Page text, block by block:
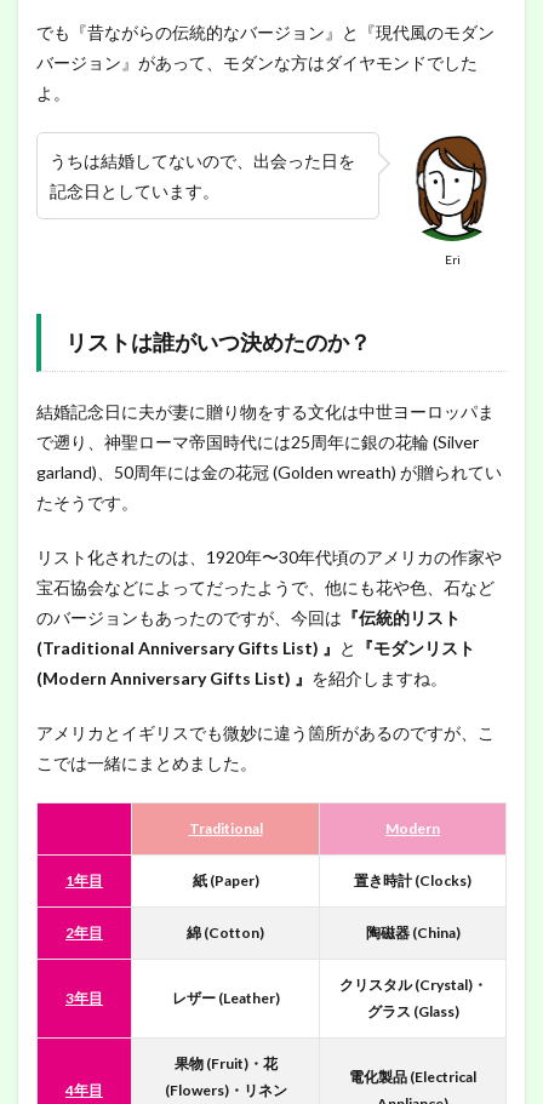
でも『昔ながらの伝統的なバージョン』と『現代風のモダン
バージョン』があって、モダンな方はダイヤモンドでした
よ。
Eri
うちは結婚してないので、出会った日を
記念日としています。
リストは誰がいつ決めたのか？
結婚記念日に夫が妻に贈り物をする文化は中世ヨーロッパま
で遡り、神聖ローマ帝国時代には25周年に銀の花輪 (Silver
garland)、50周年には金の花冠 (Golden wreath) が贈られてい
たそうです。
リスト化されたのは、1920年〜30年代頃のアメリカの作家や
宝石協会などによってだったようで、他にも花や色、石など
のバージョンもあったのですが、今回は 『伝統的リスト
(Traditional Anniversary Gifts List) 』 と
『モダンリスト
(Modern Anniversary Gifts List) 』 を紹介しますね。
アメリカとイギリスでも微妙に違う箇所があるのですが、こ
こでは一緒にまとめました。
Traditional Modern
1年目 紙 (Paper) 置き時計 (Clocks)
2年目 綿 (Cotton) 陶磁器 (China)
3年目 レザー (Leather)
クリスタル (Crystal)・
グラス (Glass)
4年目
果物 (Fruit)・花
(Flowers)・リネン
電化製品 (Electrical